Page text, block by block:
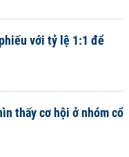
với tỷ lệ 1:1 để
thấy cơ hội ở nhóm cổ